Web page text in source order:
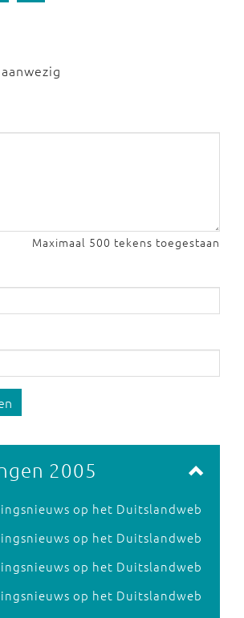
Maximaal 500 tekens toegestaan
2005
op het Duitslandweb
op het Duitslandweb
op het Duitslandweb
op het Duitslandweb